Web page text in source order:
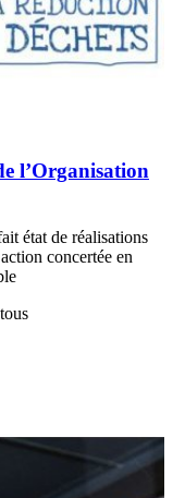
l’Organisation
état de réalisations
concertée en